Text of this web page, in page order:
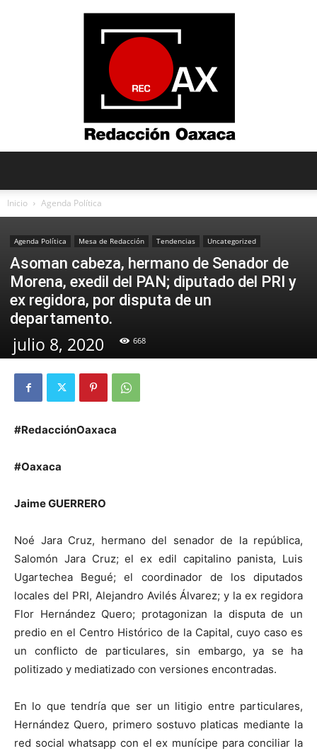
Oaxaca
Inicio Agenda Política
Agenda Política Mesa de Redacción Tendencias Uncategorized
Asoman cabeza, hermano de Senador de
Morena, exedil del PAN; diputado del PRI y
ex regidora, por disputa de un
departamento.
julio 8, 2020 668
#RedacciónOaxaca
#Oaxaca
Jaime GUERRERO
Noé Jara Cruz, hermano del senador de la república,
Salomón Jara Cruz; el ex edil capitalino panista, Luis
Ugartechea Begué; el coordinador de los diputados
locales del PRI, Alejandro Avilés Álvarez; y la ex regidora
Flor Hernández Quero; protagonizan la disputa de un
predio en el Centro Histórico de la Capital, cuyo caso es
un conflicto de particulares, sin embargo, ya se ha
politizado y mediatizado con versiones encontradas.
En lo que tendría que ser un litigio entre particulares,
Hernández Quero, primero sostuvo platicas mediante la
red social whatsapp con el ex munícipe para conciliar la